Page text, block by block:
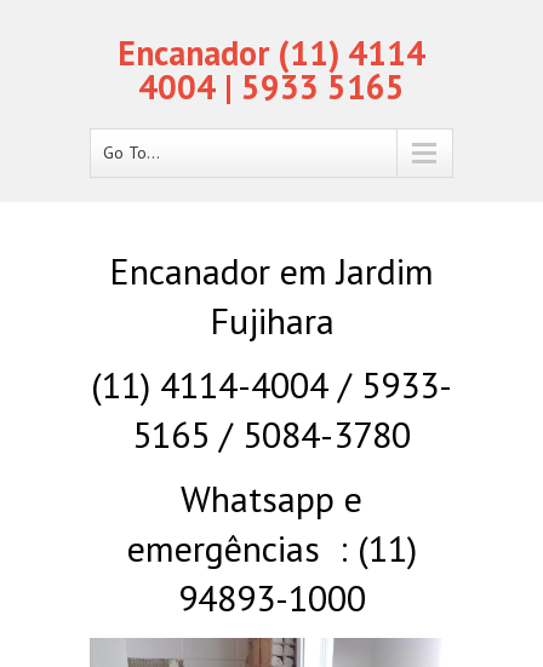
Encanador (11) 4114
4004 | 5933 5165
Go To...
Encanador em Jardim
Fujihara
(11) 4114-4004 / 5933-
5165 / 5084-3780
Whatsapp e
emergências : (11)
94893-1000